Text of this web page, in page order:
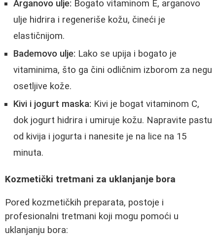
Arganovo ulje: Bogato vitaminom E, arganovo
ulje hidrira i regeneriše kožu, čineći je
elastičnijom.
Bademovo ulje: Lako se upija i bogato je
vitaminima, što ga čini odličnim izborom za negu
osetljive kože.
Kivi i jogurt maska: Kivi je bogat vitaminom C,
dok jogurt hidrira i umiruje kožu. Napravite pastu
od kivija i jogurta i nanesite je na lice na 15
minuta.
Kozmetički tretmani za uklanjanje bora
Pored kozmetičkih preparata, postoje i
profesionalni tretmani koji mogu pomoći u
uklanjanju bora: